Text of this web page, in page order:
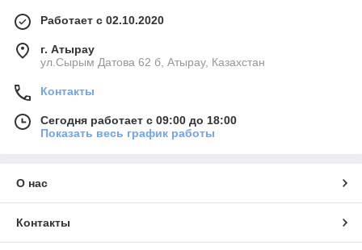
Работает с 02.10.2020
г. Атырау
ул.Сырым Датова 62 б, Атырау, Казахстан
Контакты
Сегодня работает с 09:00 до 18:00
Показать весь график работы
О нас
Контакты